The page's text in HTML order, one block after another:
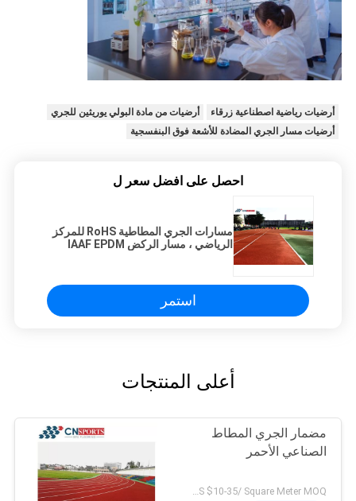
أرضيات رياضية اصطناعية زرقاء
أرضيات من مادة البولي يوريثين للجري
أرضيات مسار الجري المضادة للأشعة فوق البنفسجية
احصل على افضل سعر ل
مسارات الجري المطاطية RoHS للمركز
الرياضي ، مسار الركض IAAF EPDM
استمر
أعلى المنتجات
مضمار الجري المطاط
الصناعي الأحمر
US $10-35/ Square Meter MOQ:/